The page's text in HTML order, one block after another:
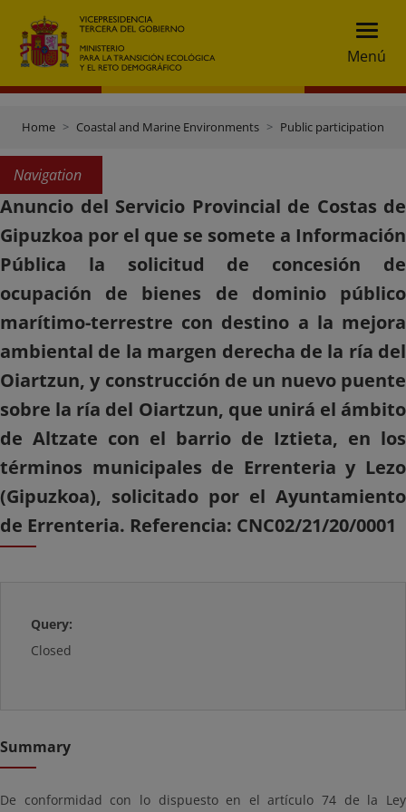
Menú
Home Coastal and Marine Environments Public participation
Navigation
Anuncio del Servicio Provincial de Costas de
Gipuzkoa por el que se somete a Información
Pública la solicitud de concesión de
ocupación de bienes de dominio público
marítimo-terrestre con destino a la mejora
ambiental de la margen derecha de la ría del
Oiartzun, y construcción de un nuevo puente
sobre la ría del Oiartzun, que unirá el ámbito
de Altzate con el barrio de Iztieta, en los
términos municipales de Errenteria y Lezo
(Gipuzkoa), solicitado por el Ayuntamiento
de Errenteria. Referencia: CNC02/21/20/0001
Query:
Closed
Summary
De conformidad con lo dispuesto en el artículo 74 de la Ley